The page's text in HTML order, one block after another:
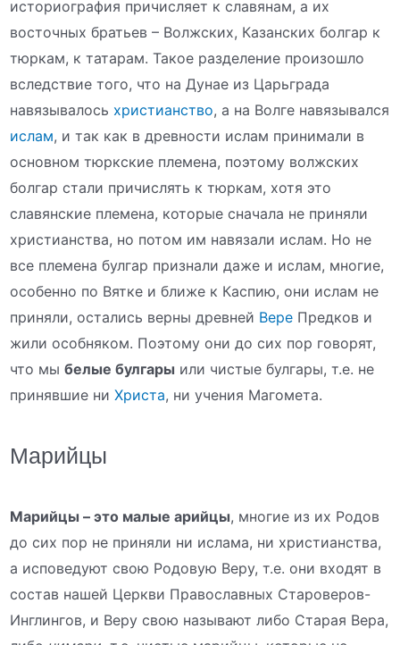
историография причисляет к славянам, а их
восточных братьев – Волжских, Казанских болгар к
тюркам, к татарам. Такое разделение произошло
вследствие того, что на Дунае из Царьграда
навязывалось христианство, а на Волге навязывался
ислам, и так как в древности ислам принимали в
основном тюркские племена, поэтому волжских
болгар стали причислять к тюркам, хотя это
славянские племена, которые сначала не приняли
христианства, но потом им навязали ислам. Но не
все племена булгар признали даже и ислам, многие,
особенно по Вятке и ближе к Каспию, они ислам не
приняли, остались верны древней Вере Предков и
жили особняком. Поэтому они до сих пор говорят,
что мыбелые булгары или чистые булгары, т.е. не
принявшие ниХриста, ни учения Магомета.
Марийцы
Марийцы – это малые арийцы, многие из их Родов
до сих пор не приняли ни ислама, ни христианства,
а исповедуют свою Родовую Веру, т.е. они входят в
состав нашей Церкви Православных Староверов-
Инглингов, и Веру свою называют либо Старая Вера,